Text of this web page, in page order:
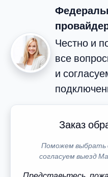
Честно и
все
и
Заказ
Поможем
согласуем выезд